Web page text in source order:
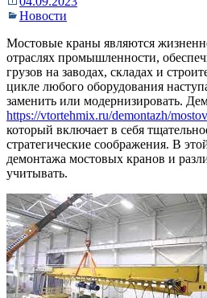
Новости
Мостовые краны являются
отраслях промышленности,
грузов на заводах, складах и
цикле любого оборудования
заменить или модернизировать.
https://vtortehmix.ru/demontazh/
который включает в себя
стратегические соображения. В
демонтажа мостовых кранов и
учитывать.